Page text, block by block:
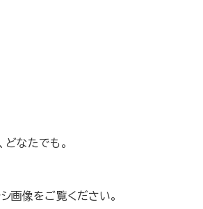
どなたでも。
画像をご覧ください。